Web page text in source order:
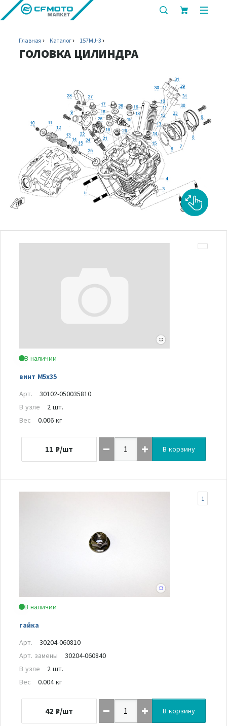
показать
Главная Каталог 157MJ-3
ГОЛОВКА ЦИЛИНДРА
В наличии
винт M5x35
Арт.
30102-050035810
В узле
2 шт.
Вес
0.006 кг
11 ₽/шт В корзину
В наличии
гайка
1
Арт.
30204-060810
Арт. замены
30204-060840
В узле
2 шт.
Вес
0.004 кг
42 ₽/шт В корзину